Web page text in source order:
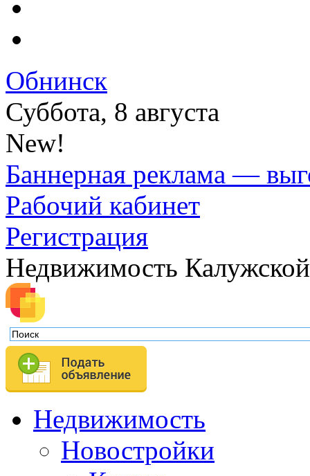
Обнинск
Суббота, 8 августа
New!
Баннерная реклама —
Рабочий кабинет
Регистрация
Недвижимость
Недвижимость
Новостройки